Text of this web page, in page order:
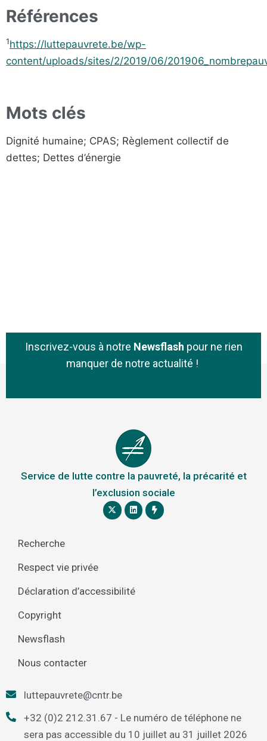
Références
1https://luttepauvrete.be/wp-
content/uploads/sites/2/2019/06/
Mots clés
Dignité humaine; CPAS; Règlement collectif de
dettes; Dettes d’énergie
Inscrivez-vous à notre Newsflash pour ne rien
manquer de notre actualité !
Service de lutte contre la pauvreté, la précarité et
l’exclusion sociale
Recherche
Respect vie privée
Déclaration d’accessibilité
Copyright
Newsflash
Nous contacter
luttepauvrete@cntr.be
+32 (0)2 212.31.67 - Le numéro de téléphone ne
sera pas accessible du 10 juillet au 31 juillet 2026